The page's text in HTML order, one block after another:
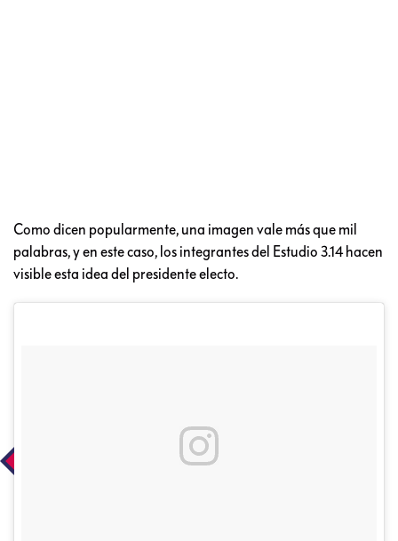
Como dicen popularmente, una imagen vale más que mil
palabras, y en este caso, los integrantes del Estudio 3.14 hacen
visible esta idea del presidente electo.